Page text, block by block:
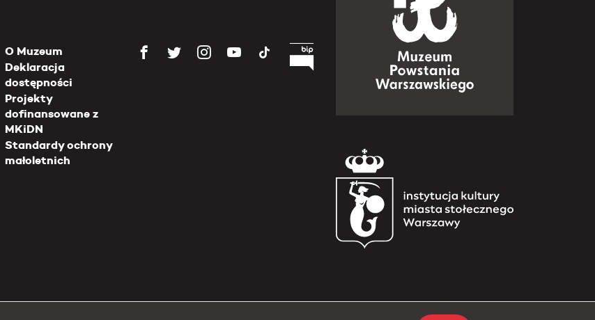
O Muzeum
Deklaracja
dostępności
Projekty
dofinansowane z
MKiDN
Standardy ochrony
małoletnich